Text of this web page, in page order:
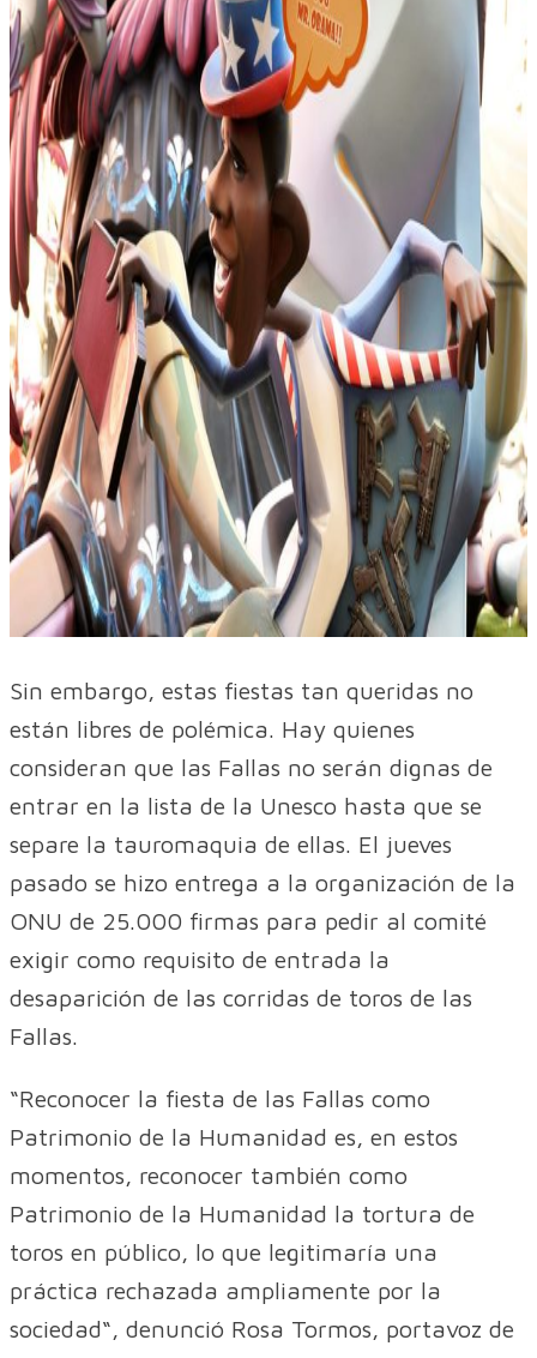
Sin embargo, estas fiestas tan queridas no
están libres de polémica. Hay quienes
consideran que las Fallas no serán dignas de
entrar en la lista de la Unesco hasta que se
separe la tauromaquia de ellas. El jueves
pasado se hizo entrega a la organización de la
ONU de 25.000 firmas para pedir al comité
exigir como requisito de entrada la
desaparición de las corridas de toros de las
Fallas.
“Reconocer la fiesta de las Fallas como
Patrimonio de la Humanidad es, en estos
momentos, reconocer también como
Patrimonio de la Humanidad la tortura de
toros en público, lo que legitimaría una
práctica rechazada ampliamente por la
sociedad“, denunció Rosa Tormos, portavoz de